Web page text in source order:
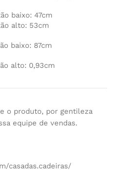
baixo: 47cm
alto: 53cm
baixo: 87cm
alto: 0,93cm
o produto, por gentileza
equipe de vendas.
casadas.cadeiras/